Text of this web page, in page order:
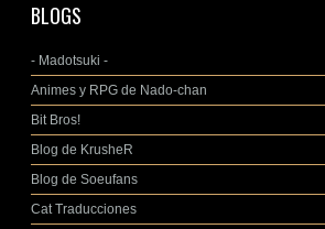
BLOGS
- Madotsuki -
Animes y RPG de Nado-chan
Bit Bros!
Blog de KrusheR
Blog de Soeufans
Cat Traducciones